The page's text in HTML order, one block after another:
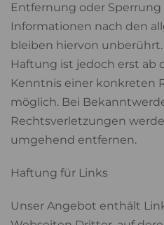
Entfernung oder
Informationen nach den
bleiben hiervon
Haftung ist jedoch erst ab
Kenntnis einer konkreten
möglich. Bei
Rechtsverletzungen
umgehend entfernen.
Haftung für Links
Unser Angebot enthält